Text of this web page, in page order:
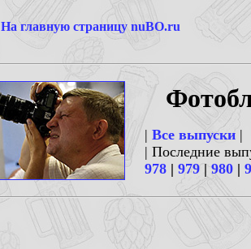
На главную страницу nuBO.ru
| Все выпуски |
| Последние
978 | 979 | 980 |